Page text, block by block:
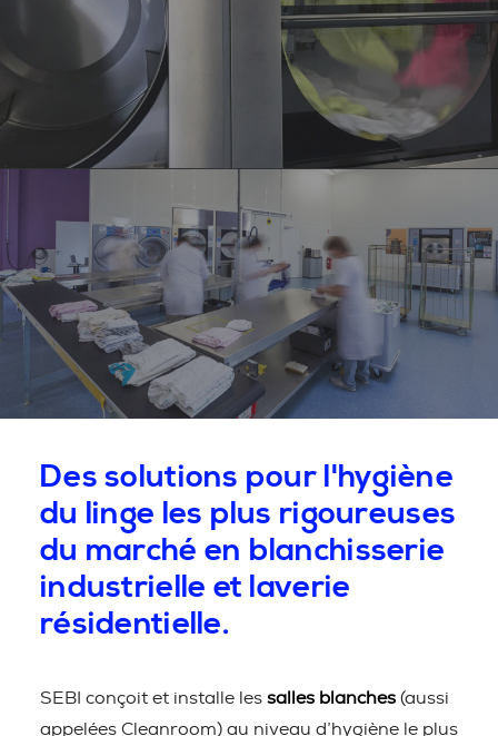
Des solutions pour l'hygiène
du linge les plus rigoureuses
du marché en blanchisserie
industrielle et laverie
résidentielle.
SEBI conçoit et installe les salles blanches (aussi
appelées Cleanroom) au niveau d’hygiène le plus